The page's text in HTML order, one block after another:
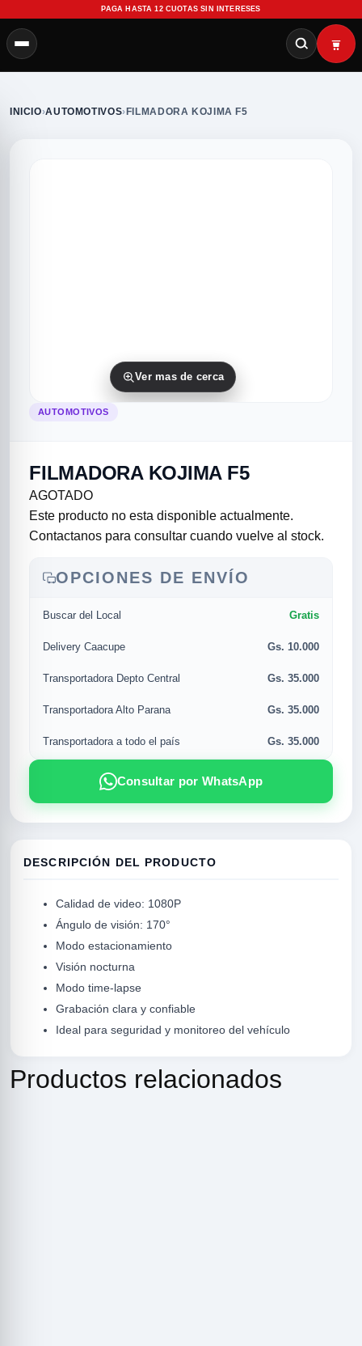
PAGA HASTA 12 CUOTAS SIN INTERESES
categorias
MUSICAL
INICIO›AUTOMOTIVOS› FILMADORA KOJIMA F5
Ver mas de cerca
AUTOMOTIVOS
FILMADORA KOJIMA F5
AGOTADO
Este producto no esta disponible actualmente.
Contactanos para consultar cuando vuelve al stock.
OPCIONES DE ENVÍO
Buscar del Local Gratis
Delivery Caacupe Gs. 10.000
Transportadora Depto Central Gs. 35.000
Transportadora Alto Parana Gs. 35.000
Transportadora a todo el país Gs. 35.000
Consultar por WhatsApp
DESCRIPCIÓN DEL PRODUCTO
Calidad de video: 1080P
Ángulo de visión: 170°
Modo estacionamiento
Visión nocturna
Modo time-lapse
Grabación clara y confiable
Ideal para seguridad y monitoreo del vehículo
Productos relacionados